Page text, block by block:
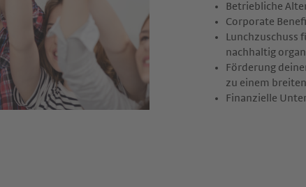
Betriebliche
Corporate
Lunchzuschuss
nachhaltig
Förderung
zu einem
Finanzielle